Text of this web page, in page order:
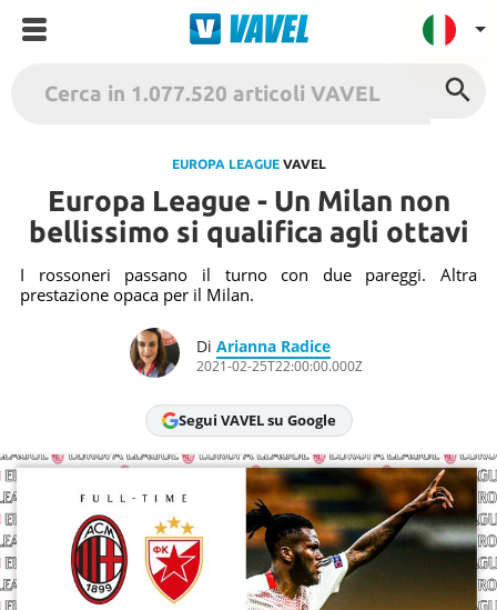
UK
Spagna
México
Termini
Chi siamo
EUROPA LEAGUEVAVEL
Europa League - Un Milan non
bellissimo si qualifica agli ottavi
I rossoneri passano il turno con due pareggi. Altra
prestazione opaca per il Milan.
Di Arianna Radice
2021-02-25T22:00:00.000Z
Segui VAVEL su Google